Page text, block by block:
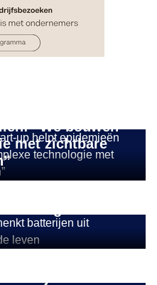
start-up helpt
“We bouwen
met zichtbare